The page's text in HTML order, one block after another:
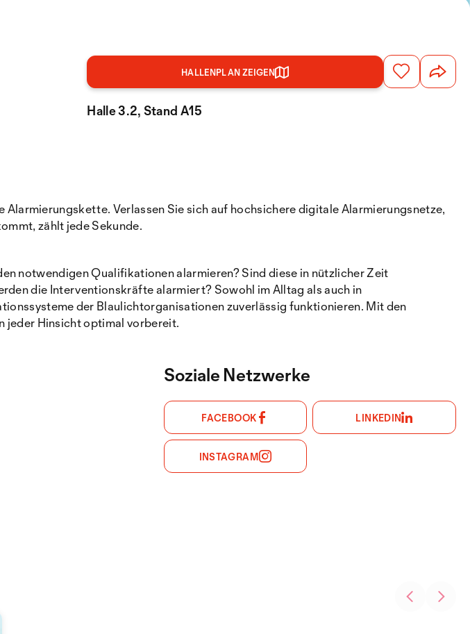
HALLENPLAN ZEIGEN
Halle 3.2, Stand A15
Verlassen Sie sich auf hochsichere digitale Alarmierungsnetze,
zählt jede Sekunde.
notwendigen Qualifikationen alarmieren? Sind diese in nützlicher Zeit
die Interventionskräfte alarmiert? Sowohl im Alltag als auch in
der Blaulichtorganisationen zuverlässig funktionieren. Mit den
jeder Hinsicht optimal vorbereit.
Soziale Netzwerke
FACEBOOK LINKEDIN
INSTAGRAM